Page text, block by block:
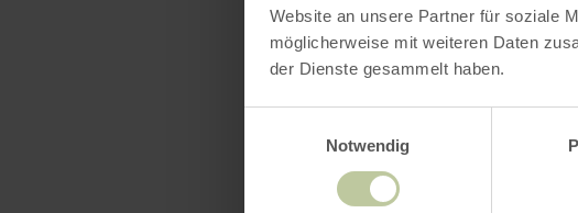
Website an unsere Partner für soziale
möglicherweise mit weiteren Daten
der Dienste gesammelt haben.
Notwendig